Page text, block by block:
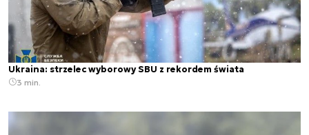
Ukraina: strzelec wyborowy SBU z rekordem świata
3 min.